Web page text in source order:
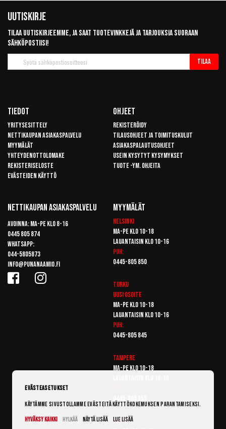
Uutiskirje
Tilaa uutiskirjeemme, ja saat tuotevinkkejä ja tarjouksia suoraan
sähköpostiisi!
uutiskirje
Tilaa
Tiedot
Yritysesittely
Nettikaupan asiakaspalvelu
Myymälät
Yhteydenottolomake
Rekisteriseloste
Evästeiden käyttö
Ohjeet
Rekisteröidy
Tilausohjeet ja toimituskulut
Asiakaspalautusohjeet
Usein kysytyt kysymykset
Tuote -ym. ohjeita
Nettikaupan Asiakaspalvelu
Avoinna: Ma-pe klo 8-16
0445 805 874
Whatsapp:
044-5805873
info@punanaamio.fi
Myymälät
Helsinki
Ma-pe klo 10-18
Lauantaisin klo 10-16
Puh:
0445-805 850
Turku
Uusi osoite
Ma-pe klo 10-18
Lauantaisin klo 10-16
Puh:
0445-805 845
Tampere
Ma-pe klo 10-18
Vantaa
Evästeasetukset
Käytämme sivustollamme evästeitä käyttökokemuksen parantamiseksi.
Hyväksy kaikki
Hylkää Näytä lisää Lue lisää